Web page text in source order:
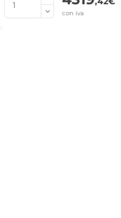
con iva
Condiciones generales de